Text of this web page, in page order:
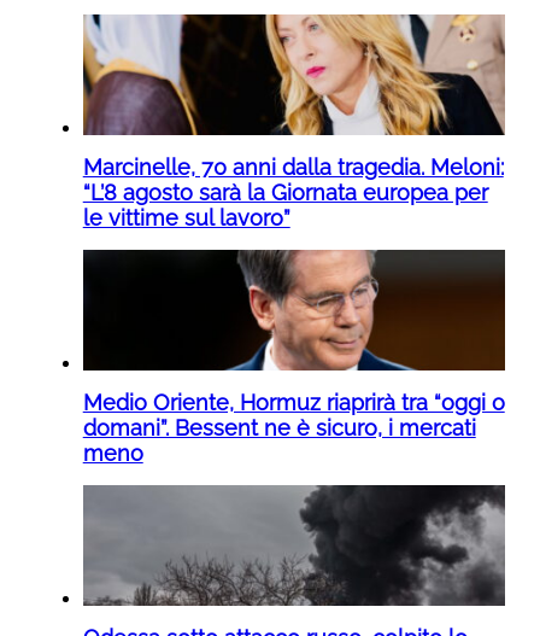
Marcinelle, 70 anni dalla tragedia. Meloni:
“L’8 agosto sarà la Giornata europea per
le vittime sul lavoro”
Medio Oriente, Hormuz riaprirà tra “oggi o
domani”. Bessent ne è sicuro, i mercati
meno